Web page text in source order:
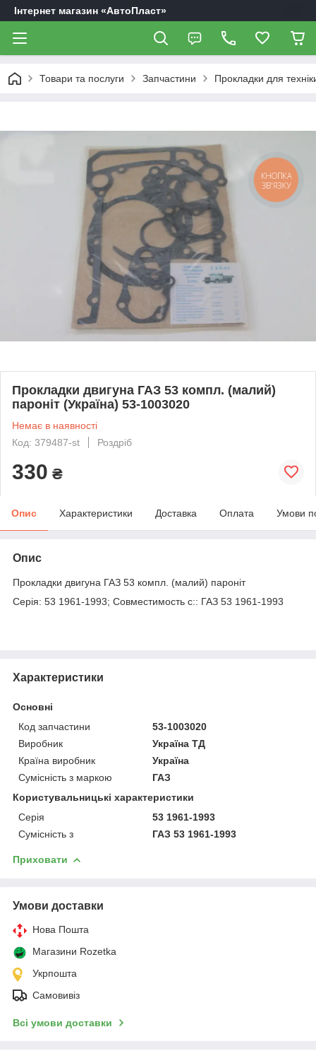
Інтернет магазин «АвтоПласт»
Товари та послуги Запчастини Прокладки для
Прокладки двигуна ГАЗ 53 компл. (малий)
паронiт (Україна) 53-1003020
Немає в наявності
Код: 379487-st
Роздріб
330 ₴
Опис Характеристики Доставка Оплата Умови
Опис
Прокладки двигуна ГАЗ 53 компл. (малий) пароніт
Серія: 53 1961-1993; Совместимость с:: ГАЗ 53 1961-1993
Характеристики
Основні
Код запчастини
53-1003020
Виробник
Україна ТД
Країна виробник
Україна
Сумісність з маркою
ГАЗ
Користувальницькі характеристики
Серія
53 1961-1993
Сумісність з
ГАЗ 53 1961-1993
Приховати
Умови доставки
Нова Пошта
Магазини Rozetka
Укрпошта
Самовивіз
Всі умови доставки
КНОПКА
ЗВ'ЯЗКУ